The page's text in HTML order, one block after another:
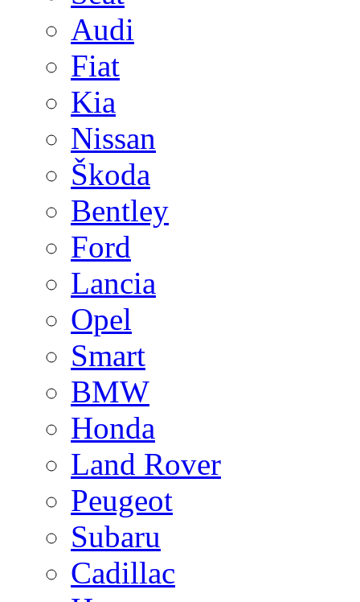
Audi
Fiat
Kia
Nissan
Škoda
Bentley
Ford
Lancia
Opel
Smart
BMW
Honda
Land Rover
Peugeot
Subaru
Cadillac